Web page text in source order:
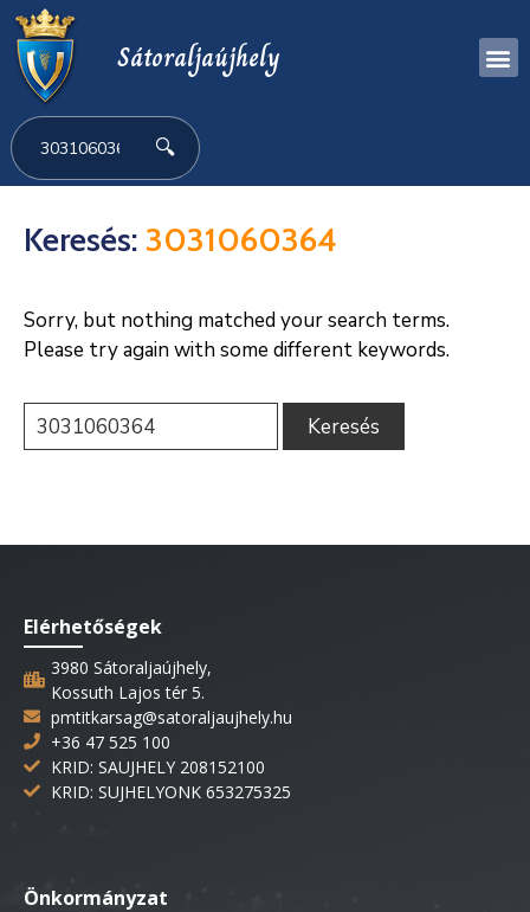
Sátoraljaújhely
🔍
Keresés: 3031060364
Sorry, but nothing matched your search terms.
Please try again with some different keywords.
Elérhetőségek
3980 Sátoraljaújhely,
Kossuth Lajos tér 5.
pmtitkarsag@satoraljaujhely.hu
+36 47 525 100
KRID: SAUJHELY 208152100
KRID: SUJHELYONK 653275325
Önkormányzat